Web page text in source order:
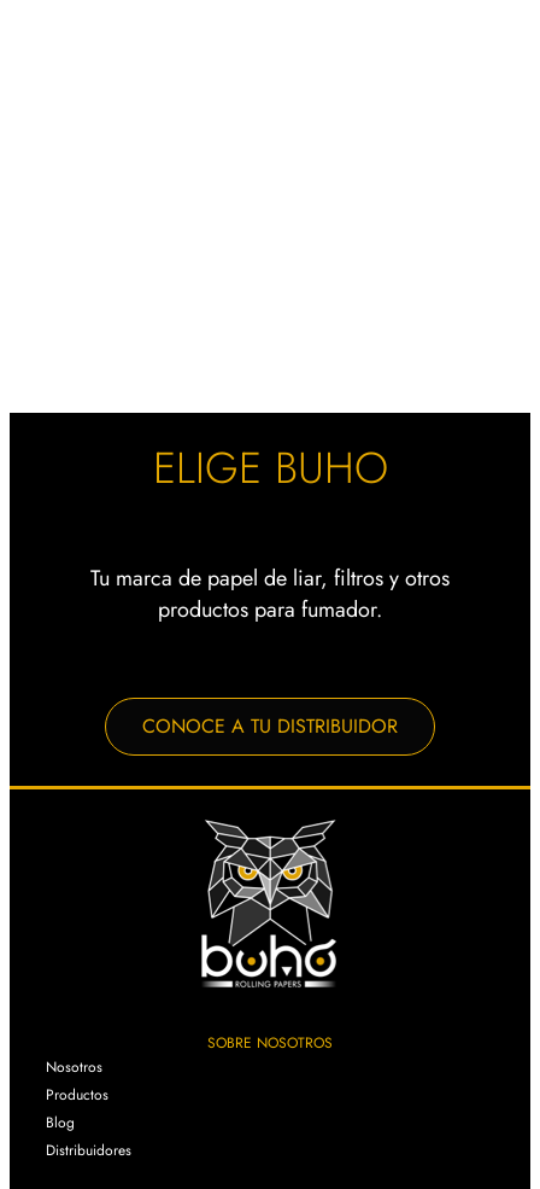
ELIGE BUHO
Tu marca de papel de liar, filtros y otros
productos para fumador.
CONOCE A TU DISTRIBUIDOR
SOBRE NOSOTROS
Nosotros
Productos
Blog
Distribuidores